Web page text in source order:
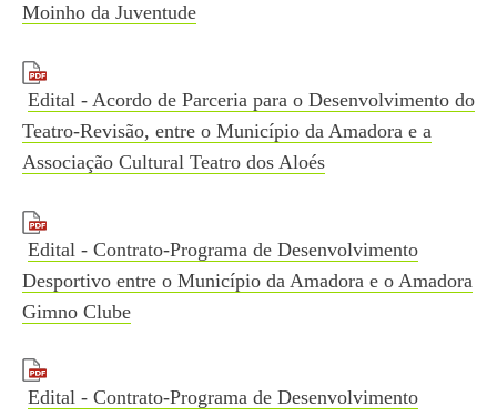
Moinho da Juventude
Edital - Acordo de Parceria para o Desenvolvimento do
Teatro-Revisão, entre o Município da Amadora e a
Associação Cultural Teatro dos Aloés
Edital - Contrato-Programa de Desenvolvimento
Desportivo entre o Município da Amadora e o Amadora
Gimno Clube
Edital - Contrato-Programa de Desenvolvimento